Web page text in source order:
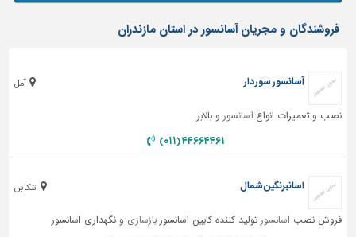
فروشندگان و مجریان آسانسور در استان مازندران
آمل آسانسور سوردار
نصب و تعمیرات انواعآسانسور و بالابر
۴۴۶۶۴۴۶۱ (۰۱۱)
تنکابن اسانبرنگین شمال
فروش نصب اسانسورتولید کننده کابین اسانسوربازسازی و نگهداری اسانسور